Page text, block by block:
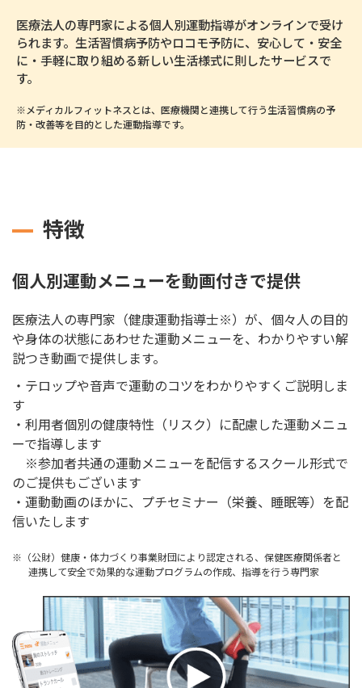
医療法人の専門家による個人別運動指導がオンラインで受け
られます。生活習慣病予防やロコモ予防に、安心して・安全
に・手軽に取り組める新しい生活様式に則したサービスで
す。
※メディカルフィットネスとは、医療機関と連携して行う生活習慣病の予
防・改善等を目的とした運動指導です。
特徴
個人別運動メニューを動画付きで提供
医療法人の専門家（健康運動指導士※）が、個々人の目的
や身体の状態にあわせた運動メニューを、わかりやすい解
説つき動画で提供します。
・テロップや音声で運動のコツをわかりやすくご説明しま
す
・利用者個別の健康特性（リスク）に配慮した運動メニュ
ーで指導します
※参加者共通の運動メニューを配信するスクール形式で
のご提供もございます
・運動動画のほかに、プチセミナー（栄養、睡眠等）を配
信いたします
※（公財）健康・体力づくり事業財団により認定される、保健医療関係者と
連携して安全で効果的な運動プログラムの作成、指導を行う専門家